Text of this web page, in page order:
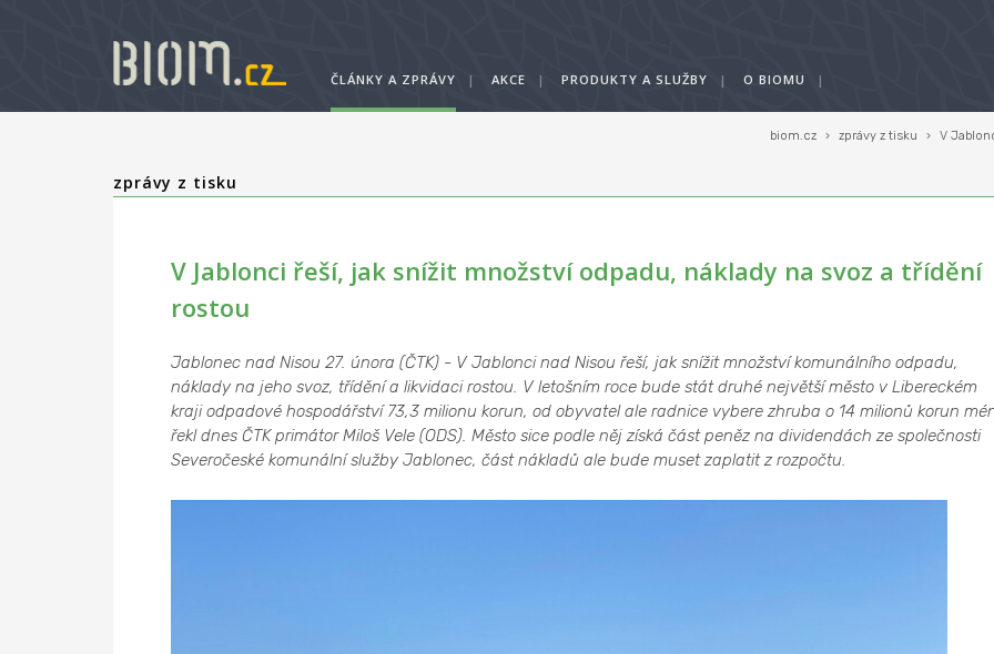
ČLÁNKY A ZPRÁVY | AKCE | PRODUKTY A SLUŽBY | O BIOMU |
biom.cz › zprávy z tisku › V
zprávy z tisku
V Jablonci řeší, jak snížit množství odpadu, náklady na svoz a třídění
rostou
Jablonec nad Nisou 27. února (ČTK) - V Jablonci nad Nisou řeší, jak snížit množství komunálního odpadu,
náklady na jeho svoz, třídění a likvidaci rostou. V letošním roce bude stát druhé největší město v Libereckém
kraji odpadové hospodářství 73,3 milionu korun, od obyvatel ale radnice vybere zhruba o 14 milionů korun
řekl dnes ČTK primátor Miloš Vele (ODS). Město sice podle něj získá část peněz na dividendách ze společnosti
Severočeské komunální služby Jablonec, část nákladů ale bude muset zaplatit z rozpočtu.